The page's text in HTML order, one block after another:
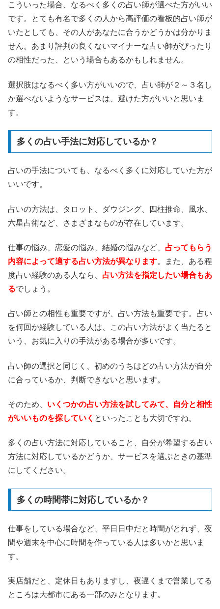
こういった場合、なるべく多くの占い師が選べた方がいい
です。とても有名で多くの人から高評価の看板的占い師が
いたとしても、その人があなたに合うかどうかは分かりま
せん。あまり評判の良くないマイナーな占い師がぴったり
の相性だった、という場合もあるかもしれません。
選択肢はなるべく多い方がいいので、占い師が２～３名し
か選べないようなサービスは、避けた方がいいと思いま
す。
多くの占い手法に対応しているか？
占いの手法についても、なるべく多くに対応していた方が
いいです。
占いの方法は、タロット、ダウジング、四柱推命、風水、
六星占術など、さまざまなものが存在しています。
仕事の悩み、恋愛の悩み、結婚の悩みなど、 占ってもらう
内容によって適する占い方法が異なります。また、ある程
度占い経験のある人なら、 占い方法を指定したい場合もあ
るでしょう。
占い師との相性も重要ですが、占い方法も重要です。占い
を何回か経験している人は、この占い方法がよく当たると
いう、お気に入りの手法がある場合が多いです。
占い師の選択と同じく、初めのうちはどの占い方法が自分
に合っているか、判断できないと思います。
そのため、 いくつかの占い方法を試してみて、自分と相性
がいいものを探していく といったことも大切ですね。
多くの占い方法に対応していること、自分が希望する占い
方法に対応しているかどうか、サービスを選ぶときの基準
にしてください。
多くの時間帯に対応しているか？
仕事をしている場合など、平日日中だと時間がとれず、夜
間や週末を中心に時間を作っている人は多いかと思いま
す。
実店舗だと、定休日もありますし、夜遅くまで営業してる
ところは大都市にある一部のみとなります。